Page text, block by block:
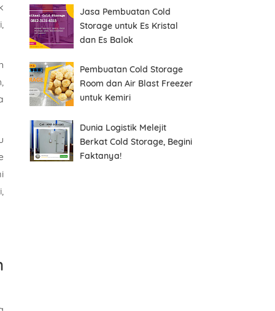
Jasa Pembuatan Cold
Storage untuk Es Kristal
dan Es Balok
Pembuatan Cold Storage
Room dan Air Blast Freezer
untuk Kemiri
Dunia Logistik Melejit
Berkat Cold Storage, Begini
Faktanya!